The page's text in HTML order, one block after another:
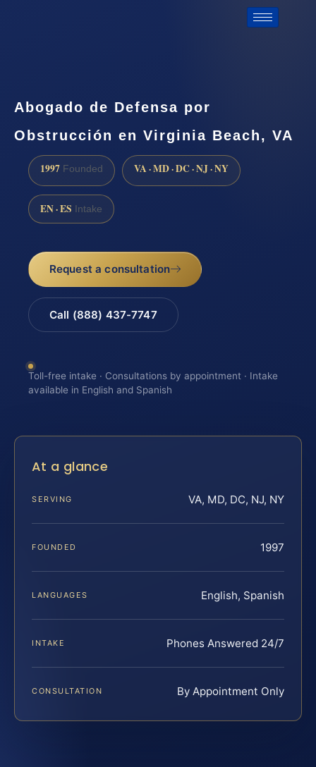
Abogado de Defensa por
Obstrucción en Virginia Beach, VA
1997 Founded VA · MD · DC · NJ · NY
EN · ES Intake
Request a consultation
Call (888) 437-7747
Toll-free intake · Consultations by appointment · Intake
available in English and Spanish
At a glance
SERVING VA, MD, DC, NJ, NY
FOUNDED 1997
LANGUAGES English, Spanish
INTAKE Phones Answered 24/7
CONSULTATION By Appointment Only